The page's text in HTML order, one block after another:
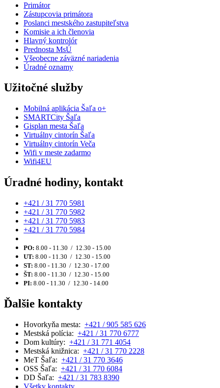
Primátor
Zástupcovia primátora
Poslanci mestského zastupiteľstva
Komisie a ich členovia
Hlavný kontrolór
Prednosta MsÚ
Všeobecne záväzné nariadenia
Úradné oznamy
Užitočné služby
Mobilná aplikácia Šaľa o+
SMARTCity Šaľa
Gisplan mesta Šaľa
Virtuálny cintorín Šaľa
Virtuálny cintorín Veča
Wifi v meste zadarmo
Wifi4EU
Úradné hodiny, kontakt
+421 / 31 770 5981
+421 / 31 770 5982
+421 / 31 770 5983
+421 / 31 770 5984
PO: 8.00 - 11.30 / 12.30 - 15.00
UT: 8.00 - 11.30 / 12.30 - 15.00
ST: 8.00 - 11.30 / 12.30 - 17.00
ŠT: 8.00 - 11.30 / 12.30 - 15.00
PI: 8.00 - 11.30 / 12.30 - 14.00
Ďalšie kontakty
Hovorkyňa mesta: +421 / 905 585 626
Mestská polícia: +421 / 31 770 6777
Dom kultúry: +421 / 31 771 4054
Mestská knižnica: +421 / 31 770 2228
MeT Šaľa: +421 / 31 770 3646
OSS Šaľa: +421 / 31 770 6084
DD Šaľa: +421 / 31 783 8390
Všetky kontakty